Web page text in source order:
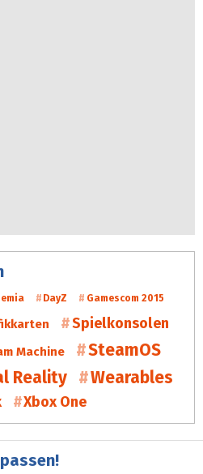
DayZ Gamescom 2015
Spielkonsolen
Machine SteamOS
Reality Wearables
Xbox One